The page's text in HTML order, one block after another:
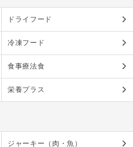
ドライフード
冷凍フード
食事療法食
栄養プラス
ジャーキー（肉・魚）